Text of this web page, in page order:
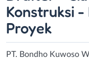
Konstruksi
Proyek
PT. Bondho Kuwoso